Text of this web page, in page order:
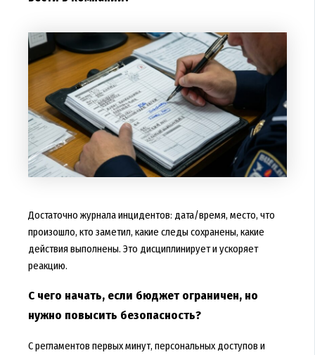
Достаточно журнала инцидентов: дата/время, место, что
произошло, кто заметил, какие следы сохранены, какие
действия выполнены. Это дисциплинирует и ускоряет
реакцию.
С чего начать, если бюджет ограничен, но
нужно повысить безопасность?
С регламентов первых минут, персональных доступов и